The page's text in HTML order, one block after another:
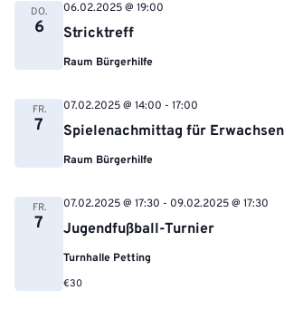
DO.
6 Stricktreff
06.02.2025 @ 19:00
Raum Bürgerhilfe
FR.
7 Spielenachmittag für
07.02.2025 @ 14:00 - 17:00
Raum Bürgerhilfe
FR.
7 Jugendfußball-Turnier
07.02.2025 @ 17:30 - 09.02.2025 @ 17:30
Turnhalle Petting
€30